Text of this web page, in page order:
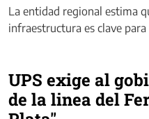
La entidad regional estima
infraestructura es clave
UPS exige al
de la linea del